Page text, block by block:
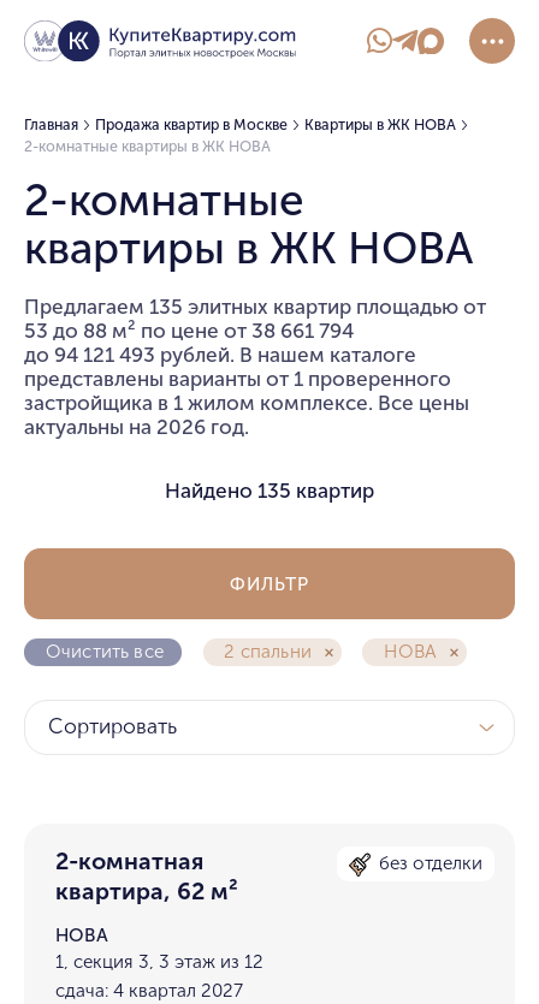
Главная Продажа квартир в Москве
Квартиры в ЖК НОВА
2-комнатные квартиры в ЖК НОВА
2-комнатные
квартиры в ЖК НОВА
Предлагаем 135 элитных квартир площадью от
53 до 88 м² по цене от 38 661 794
до 94 121 493 рублей. В нашем каталоге
представлены варианты от 1 проверенного
застройщика в 1 жилом комплексе. Все цены
актуальны на 2026 год.
Найдено 135 квартир
Очистить все 2 спальни НОВА
ФИЛЬТР
Сортировать
2-комнатная
квартира, 62 м²
без отделки
НОВА
1, секция 3, 3 этаж из 12
сдача: 4 квартал 2027